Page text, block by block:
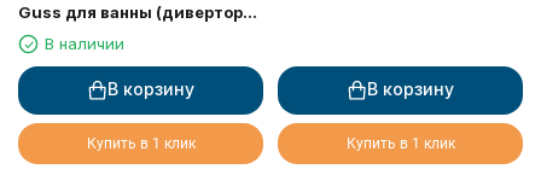
Guss для ванны (дивертор
6068)В наличии
В корзину
Купить в 1 клик
В корзину
Купить в 1 клик